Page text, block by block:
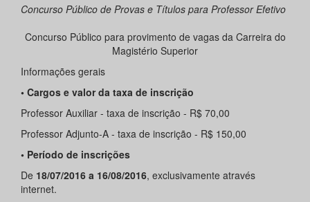
Concurso Público de Provas e Títulos para Professor Efetivo
Concurso Público para provimento de vagas da Carreira do
Magistério Superior
Informações gerais
• Cargos e valor da taxa de inscrição
Professor Auxiliar - taxa de inscrição - R$ 70,00
Professor Adjunto-A - taxa de inscrição - R$ 150,00
• Período de inscrições
De 18/07/2016 a 16/08/2016, exclusivamente através
internet.